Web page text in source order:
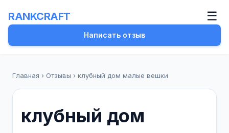
RANKCRAFT ☰
Написать отзыв
Главная › Отзывы › клубный дом малые вешки
клубный дом